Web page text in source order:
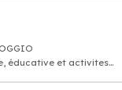
éducative et activites